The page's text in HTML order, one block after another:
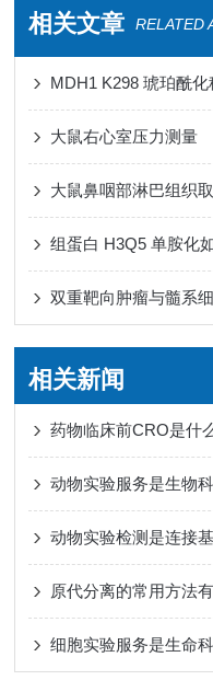
相关文章 RELATED
大鼠右心室压力测量
大鼠鼻咽部淋巴组织
相关新闻
动物实验服务是生物
动物实验检测是连接
原代分离的常用方法
细胞实验服务是生命